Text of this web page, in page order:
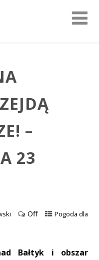
–
23
Off
Pogoda dla
Bałtyk i obszar